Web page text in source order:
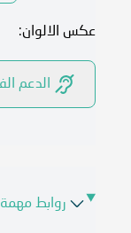
عكس الالوان:
الدعم
روابط مهمة